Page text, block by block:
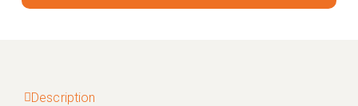
Description